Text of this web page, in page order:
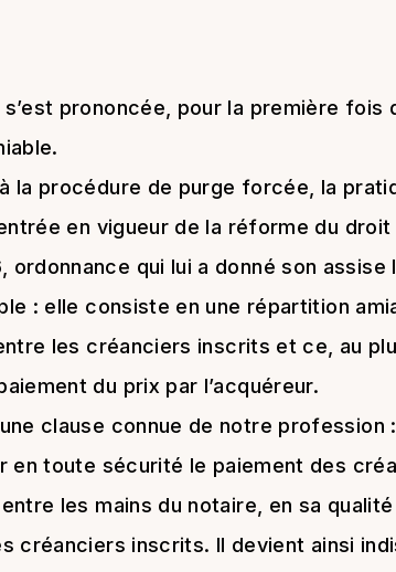
prononcée, pour la première
la procédure de purge forcée, la
en vigueur de la réforme du
ordonnance qui lui a donné son assise
: elle consiste en une répartition
les créanciers inscrits et ce, au
du prix par l’acquéreur.
clause connue de notre
en toute sécurité le paiement des
les mains du notaire, en sa
créanciers inscrits. Il devient ainsi